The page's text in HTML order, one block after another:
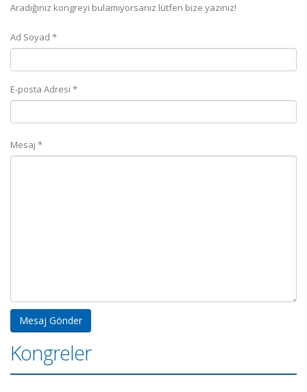
Aradığınız kongreyi bulamıyorsanız lütfen bize yazınız!
Ad Soyad *
E-posta Adresi *
Mesaj *
Kongreler